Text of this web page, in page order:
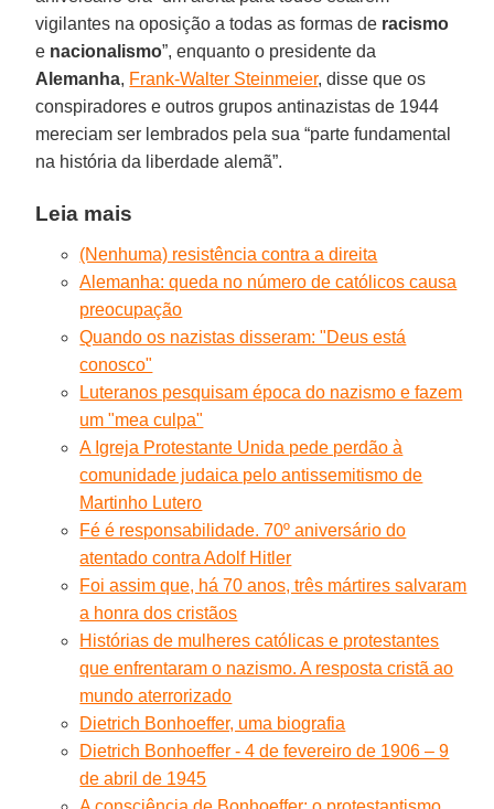
vigilantes na oposição a todas as formas de racismo
e nacionalismo”, enquanto o presidente da
Alemanha, Frank-Walter Steinmeier, disse que os
conspiradores e outros grupos antinazistas de 1944
mereciam ser lembrados pela sua “parte fundamental
na história da liberdade alemã”.
Leia mais
(Nenhuma) resistência contra a direita
Alemanha: queda no número de católicos causa
preocupação
Quando os nazistas disseram: "Deus está
conosco"
Luteranos pesquisam época do nazismo e fazem
um "mea culpa"
A Igreja Protestante Unida pede perdão à
comunidade judaica pelo antissemitismo de
Martinho Lutero
Fé é responsabilidade. 70º aniversário do
atentado contra Adolf Hitler
Foi assim que, há 70 anos, três mártires salvaram
a honra dos cristãos
Histórias de mulheres católicas e protestantes
que enfrentaram o nazismo. A resposta cristã ao
mundo aterrorizado
Dietrich Bonhoeffer, uma biografia
Dietrich Bonhoeffer - 4 de fevereiro de 1906 – 9
de abril de 1945